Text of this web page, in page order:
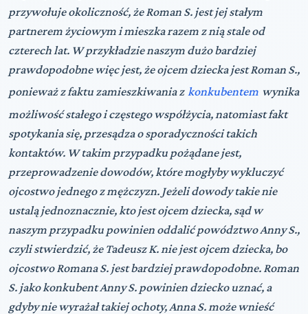
przywołuje okoliczność, że Roman S. jest jej stałym
partnerem życiowym i mieszka razem z nią stale od
czterech lat. W przykładzie naszym dużo bardziej
prawdopodobne więc jest, że ojcem dziecka jest Roman S.,
ponieważ z faktu zamieszkiwania z konkubentem wynika
możliwość stałego i częstego współżycia, natomiast fakt
spotykania się, przesądza o sporadyczności takich
kontaktów. W takim przypadku pożądane jest,
przeprowadzenie dowodów, które mogłyby wykluczyć
ojcostwo jednego z mężczyzn. Jeżeli dowody takie nie
ustalą jednoznacznie, kto jest ojcem dziecka, sąd w
naszym przypadku powinien oddalić powództwo Anny S.,
czyli stwierdzić, że Tadeusz K. nie jest ojcem dziecka, bo
ojcostwo Romana S. jest bardziej prawdopodobne. Roman
S. jako konkubent Anny S. powinien dziecko uznać, a
gdyby nie wyrażał takiej ochoty, Anna S. może wnieść